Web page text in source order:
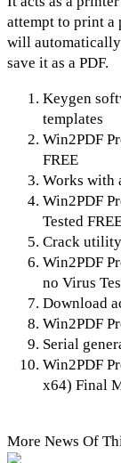
attempt to print a
will automatically
save it as a PDF.
Keygen
templates
Win2PDF
FREE
Works with
Win2PDF
Tested
Crack
Win2PDF
no Virus
Download
Win2PDF
Serial
Win2PDF
x64) Final
More News Of